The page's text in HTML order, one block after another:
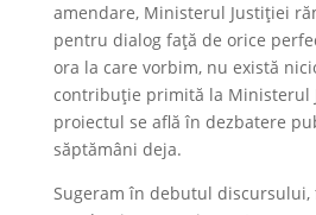
amendare, Ministerul Justiției
pentru dialog față de orice
ora la care vorbim, nu există
contribuție primită la Ministerul
proiectul se află în dezbatere
săptămâni deja.
Sugeram în debutul